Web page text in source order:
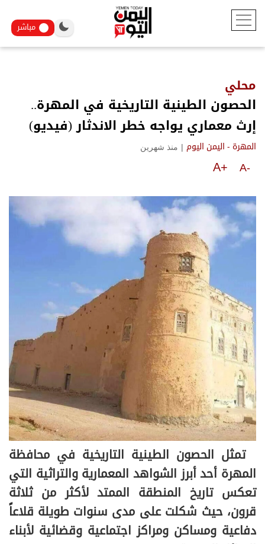
مباشر
محلي
الحصون الطينية التاريخية في المهرة..
إرث معماري يواجه خطر الاندثار (فيديو)
المهرة - اليمن اليوم | منذ شهرين
A-
A+
تمثل الحصون الطينية التاريخية في محافظة
المهرة أحد أبرز الشواهد المعمارية والتراثية التي
تعكس تاريخ المنطقة الممتد لأكثر من ثلاثة
قرون، حيث شكلت على مدى سنوات طويلة قلاعاً
دفاعية ومساكن ومراكز اجتماعية وقضائية لأبناء